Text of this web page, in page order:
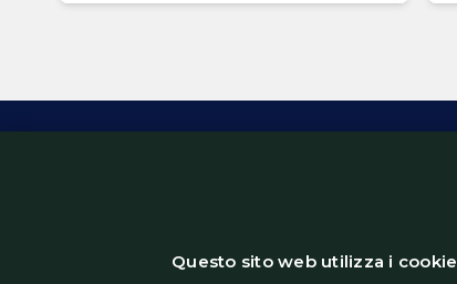
Questo sito web utilizza i cookie